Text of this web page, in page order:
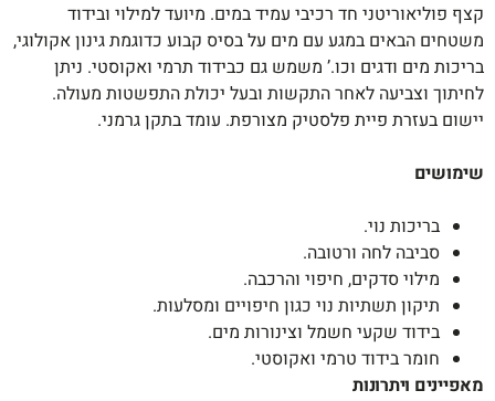
קצף פוליאוריטני חד רכיבי עמיד במים. מיועד למילוי ובידוד
משטחים הבאים במגע עם מים על בסיס קבוע כדוגמת גינון אקולוגי,
בריכות מים ודגים וכו.’ משמש גם כבידוד תרמי ואקוסטי. ניתן
לחיתוך וצביעה לאחר התקשות ובעל יכולת התפשטות מעולה.
יישום בעזרת פיית פלסטיק מצורפת. עומד בתקן גרמני.
שימושים
בריכות נוי.
סביבה לחה ורטובה.
מילוי סדקים, חיפוי והרכבה.
תיקון תשתיות נוי כגון חיפויים ומסלעות.
בידוד שקעי חשמל וצינורות מים.
חומר בידוד טרמי ואקוסטי.
מאפיינים ויתרונות